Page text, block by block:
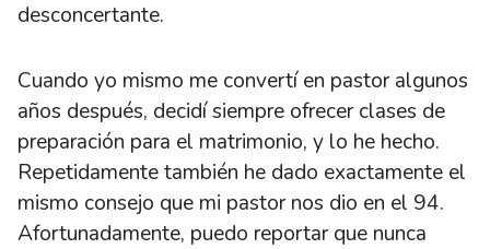
desconcertante.
Cuando yo mismo me convertí en pastor algunos
años después, decidí siempre ofrecer clases de
preparación para el matrimonio, y lo he hecho.
Repetidamente también he dado exactamente el
mismo consejo que mi pastor nos dio en el 94.
Afortunadamente, puedo reportar que nunca